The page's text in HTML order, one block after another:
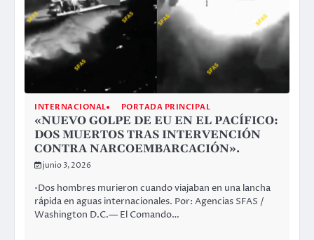
INTERNACIONAL PORTADA PRINCIPAL
«NUEVO GOLPE DE EU EN EL PACÍFICO:
DOS MUERTOS TRAS INTERVENCIÓN
CONTRA NARCOEMBARCACIÓN».
junio 3, 2026
•Dos hombres murieron cuando viajaban en una lancha
rápida en aguas internacionales. Por: Agencias SFAS /
Washington D.C.— El Comando…